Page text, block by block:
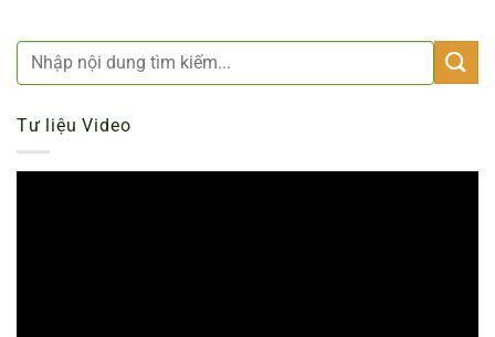
Tư liệu Video